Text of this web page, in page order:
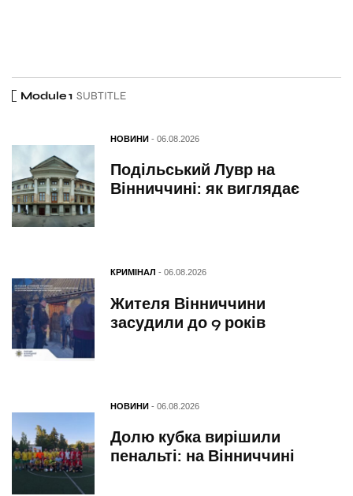
Module 1 SUBTITLE
НОВИНИ- 06.08.2026
Подільський Лувр на
Вінниччині: як виглядає
КРИМІНАЛ - 06.08.2026
Жителя Вінниччини
засудили до 9 років
НОВИНИ- 06.08.2026
Долю кубка вирішили
пенальті: на Вінниччині